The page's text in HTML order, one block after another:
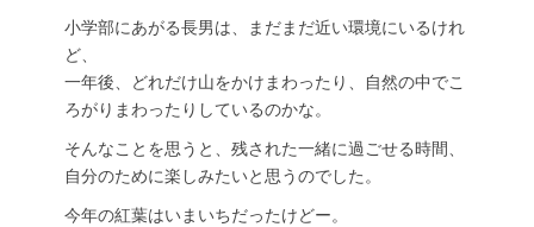
小学部にあがる長男は、まだまだ近い環境にいるけれ
ど、
一年後、どれだけ山をかけまわったり、自然の中でこ
ろがりまわったりしているのかな。
そんなことを思うと、残された一緒に過ごせる時間、
自分のために楽しみたいと思うのでした。
今年の紅葉はいまいちだったけどー。